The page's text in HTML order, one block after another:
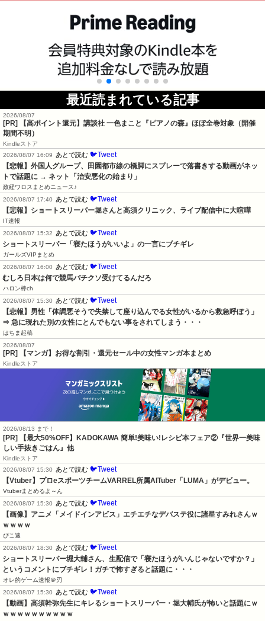
最近読まれている記事
2026/08/07
[PR]
【高ポイント還元】講談社 一色まこと『ピアノの森』ほぼ全巻対象（開催
期間不明）
Kindleストア
2026/08/07 16:09
あとで読む 🐦Tweet
【悲報】外国人グループ、田園都市線の橋脚にスプレーで落書きする動画がネッ
トで話題に → ネット「治安悪化の始まり」
政経ワロスまとめニュース♪
2026/08/07 17:40
あとで読む 🐦Tweet
【悲報】ショートスリーパー堀さんと高須クリニック、ライブ配信中に大喧嘩
IT速報
2026/08/07 15:32
あとで読む 🐦Tweet
ショートスリーパー「寝たほうがいいよ」の一言にブチギレ
ガールズVIPまとめ
2026/08/07 16:00
あとで読む 🐦Tweet
むしろ日本は何で競馬バチクソ受けてるんだろ
ハロン棒ch
2026/08/07 15:30
あとで読む 🐦Tweet
【悲報】男性「体調悪そうで失禁して座り込んでる女性がいるから救急呼ぼう」
⇒ 急に現れた別の女性にとんでもない事をされてしまう・・・
はちま起稿
2026/08/07
[PR] 【マンガ】お得な割引・還元セール中の女性マンガ本まとめ
Kindleストア
2026/08/13 まで！
[PR] 【最大50%OFF】KADOKAWA 簡単!美味い!レシピ本フェア②『世界一美味
しい手抜きごはん』他
Kindleストア
2026/08/07 15:30
あとで読む 🐦Tweet
【Vtuber】プロeスポーツチームVARREL所属AITuber「LUMA」がデビュー。
Vtuberまとめるよ～ん
2026/08/07 15:30
あとで読む 🐦Tweet
【画像】アニメ「メイドインアビス」エチエチなデバステ役に諸星すみれさんｗ
ｗｗｗｗ
ぴこ速
2026/08/07 18:30
あとで読む 🐦Tweet
ショートスリーパー堀大輔さん、生配信で「寝たほうがいんじゃないですか？」
というコメントにブチギレ！ガチで怖すぎると話題に・・・
オレ的ゲーム速報＠刃
2026/08/07 15:30
あとで読む 🐦Tweet
【動画】高須幹弥先生にキレるショートスリーパー・堀大輔氏が怖いと話題にｗ
ｗｗｗｗｗｗｗｗｗｗ